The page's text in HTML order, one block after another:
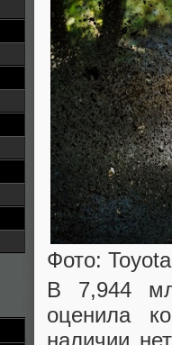
Фото: Toyota
В 7,944
оценила
наличии